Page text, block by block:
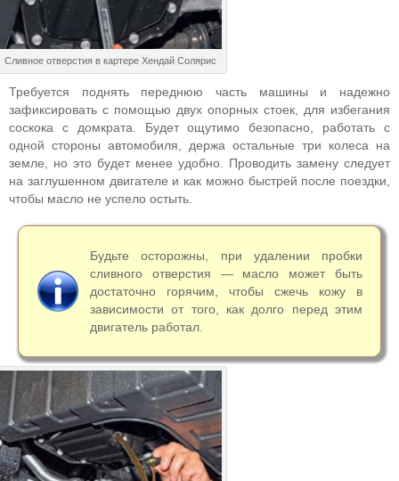
Сливное отверстия в картере Хендай Солярис
Требуется поднять переднюю часть машины и надежно
зафиксировать с помощью двух опорных стоек, для избегания
соскока с домкрата. Будет ощутимо безопасно, работать с
одной стороны автомобиля, держа остальные три колеса на
земле, но это будет менее удобно. Проводить замену следует
на заглушенном двигателе и как можно быстрей после поездки,
чтобы масло не успело остыть.
Будьте осторожны, при удалении пробки
сливного отверстия — масло может быть
достаточно горячим, чтобы сжечь кожу в
зависимости от того, как долго перед этим
двигатель работал.